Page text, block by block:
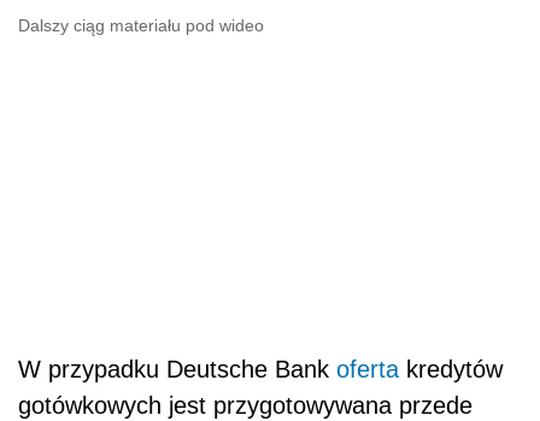
Dalszy ciąg materiału pod wideo
W przypadku Deutsche Bank oferta kredytów
gotówkowych jest przygotowywana przede